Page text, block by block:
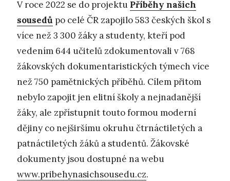
V roce 2022 se do projektu Příběhy našich
sousedů po celé ČR zapojilo 583 českých škol s
více než 3 300 žáky a studenty, kteří pod
vedením 644 učitelů zdokumentovali v 768
žákovských dokumentaristických týmech více
než 750 pamětnických příběhů. Cílem přitom
nebylo zapojit jen elitní školy a nejnadanější
žáky, ale zpřístupnit touto formou moderní
dějiny co nejširšímu okruhu čtrnáctiletých a
patnáctiletých žáků a studentů. Žákovské
dokumenty jsou dostupné na webu
www.pribehynasichsousedu.cz.